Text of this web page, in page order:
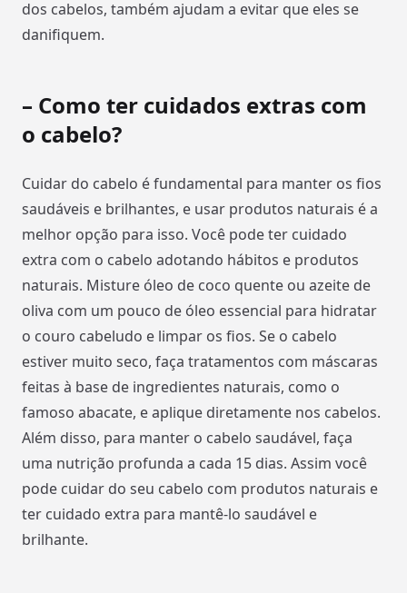
dos cabelos, também ajudam a evitar que eles se
danifiquem.
– Como ter cuidados extras com
o cabelo?
Cuidar do cabelo é fundamental para manter os fios
saudáveis e brilhantes, e usar produtos naturais é a
melhor opção para isso. Você pode ter cuidado
extra com o cabelo adotando hábitos e produtos
naturais. Misture óleo de coco quente ou azeite de
oliva com um pouco de óleo essencial para hidratar
o couro cabeludo e limpar os fios. Se o cabelo
estiver muito seco, faça tratamentos com máscaras
feitas à base de ingredientes naturais, como o
famoso abacate, e aplique diretamente nos cabelos.
Além disso, para manter o cabelo saudável, faça
uma nutrição profunda a cada 15 dias. Assim você
pode cuidar do seu cabelo com produtos naturais e
ter cuidado extra para mantê-lo saudável e
brilhante.